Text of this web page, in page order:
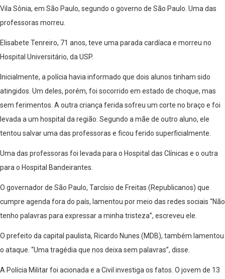
Vila Sônia, em São Paulo, segundo o governo de São Paulo. Uma das
professoras morreu.
Elisabete Tenreiro, 71 anos, teve uma parada cardíaca e morreu no
Hospital Universitário, da USP.
Inicialmente, a polícia havia informado que dois alunos tinham sido
atingidos. Um deles, porém, foi socorrido em estado de choque, mas
sem ferimentos. A outra criança ferida sofreu um corte no braço e foi
levada a um hospital da região. Segundo a mãe de outro aluno, ele
tentou salvar uma das professoras e ficou ferido superficialmente.
Uma das professoras foi levada para o Hospital das Clínicas e o outra
para o Hospital Bandeirantes.
O governador de São Paulo, Tarcísio de Freitas (Republicanos) que
cumpre agenda fora do país, lamentou por meio das redes sociais “Não
tenho palavras para expressar a minha tristeza”, escreveu ele.
O prefeito da capital paulista, Ricardo Nunes (MDB), também lamentou
o ataque. “Uma tragédia que nos deixa sem palavras”, disse.
A Polícia Militar foi acionada e a Civil investiga os fatos. O jovem de 13